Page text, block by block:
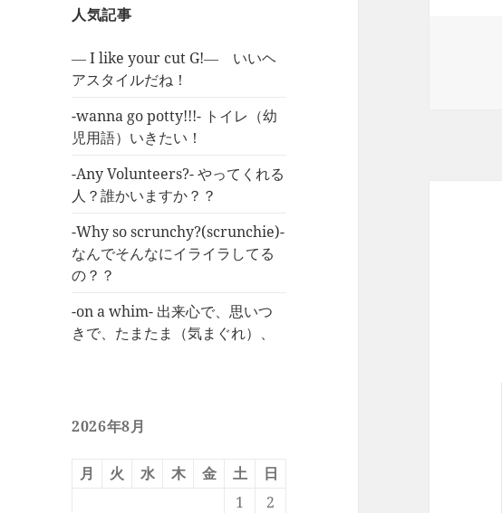
人気記事
― I like your cut G!― いいヘ
アスタイルだね！
-wanna go potty!!!- トイレ（幼
児用語）いきたい！
-Any Volunteers?- やってくれる
人？誰かいますか？？
-Why so scrunchy?(scrunchie)-
なんでそんなにイライラしてる
の？？
-on a whim- 出来心で、思いつ
きで、たまたま（気まぐれ）、
2026年8月
月 火 水 木 金 土
日
1
2